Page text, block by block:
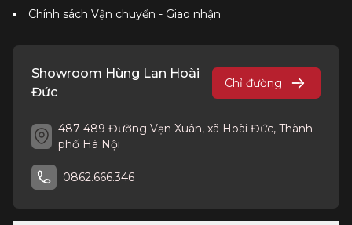
Chính sách Vận chuyển - Giao nhận
Showroom Hùng Lan Hoài
Đức
Chỉ đường
487-489 Đường Vạn Xuân, xã Hoài Đức, Thành
phố Hà Nội
0862.666.346